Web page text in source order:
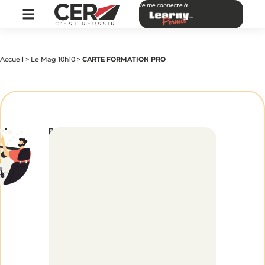
Je me connecte à
Accueil > Le Mag 10h10 > CARTE FORMATION PRO
CARTE
par
CER
|Publié
le